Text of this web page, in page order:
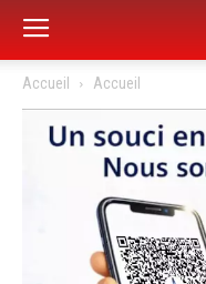
Accueil Accueil